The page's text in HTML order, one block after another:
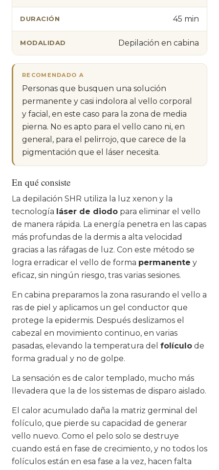
DURACIÓN 45 min
MODALIDAD Depilación en cabina
RECOMENDADO A
Personas que busquen una solución
permanente y casi indolora al vello corporal
y facial, en este caso para la zona de media
pierna. No es apto para el vello cano ni, en
general, para el pelirrojo, que carece de la
pigmentación que el láser necesita.
En qué consiste
La depilación SHR utiliza la luz xenon y la
tecnología láser de diodo para eliminar el vello
de manera rápida. La energía penetra en las capas
más profundas de la dermis a alta velocidad
gracias a las ráfagas de luz. Con este método se
logra erradicar el vello de forma permanente y
eficaz, sin ningún riesgo, tras varias sesiones.
En cabina preparamos la zona rasurando el vello a
ras de piel y aplicamos un gel conductor que
protege la epidermis. Después deslizamos el
cabezal en movimiento continuo, en varias
pasadas, elevando la temperatura del folículo de
forma gradual y no de golpe.
La sensación es de calor templado, mucho más
llevadera que la de los sistemas de disparo aislado.
El calor acumulado daña la matriz germinal del
folículo, que pierde su capacidad de generar
vello nuevo. Como el pelo solo se destruye
cuando está en fase de crecimiento, y no todos los
folículos están en esa fase a la vez, hacen falta